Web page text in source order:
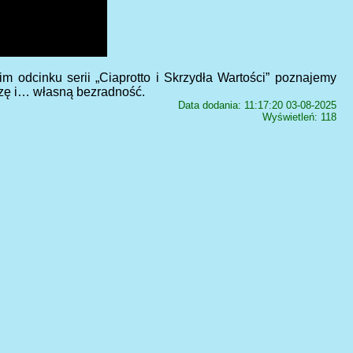
odcinku serii „Ciaprotto i Skrzydła Wartości” poznajemy
i… własną bezradność.
Data dodania: 11:17:20 03-08-2025
Wyświetleń: 118